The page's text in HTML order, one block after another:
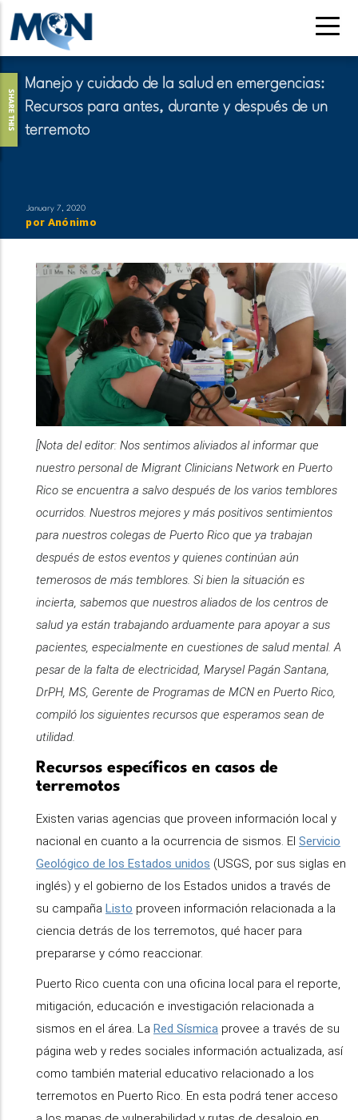
Pasar
contenido
principalManejo y cuidado de la salud en emergencias:
Recursos para antes, durante y después de un
terremoto
por Anónimo
January 7, 2020
SHARE THIS
[Nota del editor: Nos sentimos aliviados al informar que
nuestro personal de Migrant Clinicians Network en Puerto
Rico se encuentra a salvo después de los varios temblores
ocurridos. Nuestros mejores y más positivos sentimientos
para nuestros colegas de Puerto Rico que ya trabajan
después de estos eventos y quienes continúan aún
temerosos de más temblores. Si bien la situación es
incierta, sabemos que nuestros aliados de los centros de
salud ya están trabajando arduamente para apoyar a sus
pacientes, especialmente en cuestiones de salud mental. A
pesar de la falta de electricidad, Marysel Pagán Santana,
DrPH, MS, Gerente de Programas de MCN en Puerto Rico,
compiló los siguientes recursos que esperamos sean de
utilidad.
Recursos específicos en casos de
terremotos
Existen varias agencias que proveen información local y
nacional en cuanto a la ocurrencia de sismos. El Servicio
Geológico de los Estados unidos (USGS, por sus siglas en
inglés) y el gobierno de los Estados unidos a través de
su campaña Listo proveen información relacionada a la
ciencia detrás de los terremotos, qué hacer para
prepararse y cómo reaccionar.
Puerto Rico cuenta con una oficina local para el reporte,
mitigación, educación e investigación relacionada a
sismos en el área. La Red Sísmica provee a través de su
página web y redes sociales información actualizada, así
como también material educativo relacionado a los
terremotos en Puerto Rico. En esta podrá tener acceso